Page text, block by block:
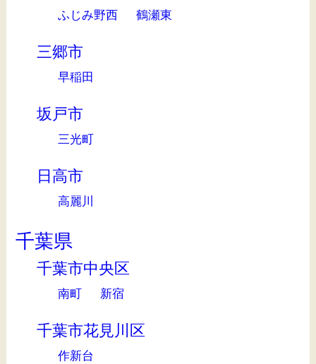
ふじみ野西 鶴瀬東
三郷市
早稲田
坂戸市
三光町
日高市
高麗川
千葉県
千葉市中央区
南町 新宿
千葉市花見川区
作新台